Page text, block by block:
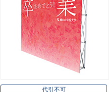
インテリア
Interior
オフィス用品
Office Supplies
代引不可